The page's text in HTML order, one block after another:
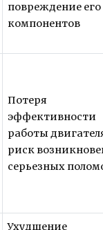
повреждение его
компонентов
Потеря
эффективности
работы
риск
серьезных
Ухудшение